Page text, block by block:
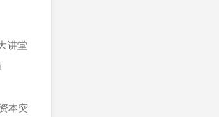
讲堂
本突